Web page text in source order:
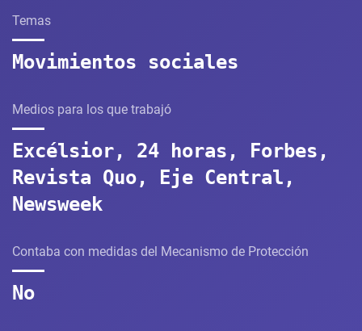
Temas
Movimientos sociales
Medios para los que trabajó
Excélsior, 24 horas, Forbes,
Revista Quo, Eje Central,
Newsweek
Contaba con medidas del Mecanismo de Protección
No